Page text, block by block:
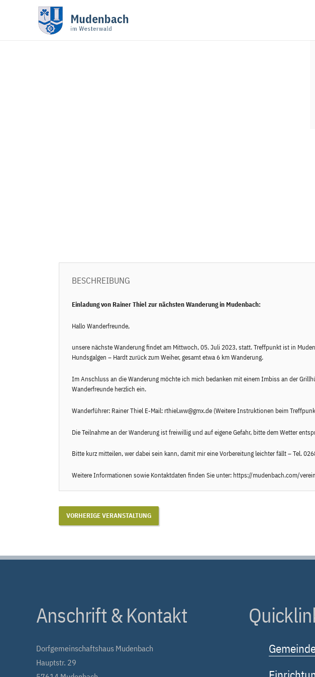
BESCHREIBUNG
Einladung von Rainer Thiel zur nächsten Wanderung in Mudenbach:
Hallo Wanderfreunde,
unsere nächste Wanderung findet am Mittwoch, 05. Juli 2023, statt. Treffpunkt ist in
Hundsgalgen – Hardt zurück zum Weiher, gesamt etwa 6 km Wanderung.
Im Anschluss an die Wanderung möchte ich mich bedanken mit einem Imbiss an der
Wanderfreunde herzlich ein.
Wanderführer: Rainer Thiel E-Mail: rthiel.ww@gmx.de (Weitere Instruktionen beim
Die Teilnahme an der Wanderung ist freiwillig und auf eigene Gefahr, bitte dem Wetter
Bitte kurz mitteilen, wer dabei sein kann, damit mir eine Vorbereitung leichter fällt – Tel.
Weitere Informationen sowie Kontaktdaten finden Sie unter: https://mudenbach.com/
VORHERIGE VERANSTALTUNG
Anschrift & Kontakt
Dorfgemeinschaftshaus Mudenbach
Hauptstr. 29